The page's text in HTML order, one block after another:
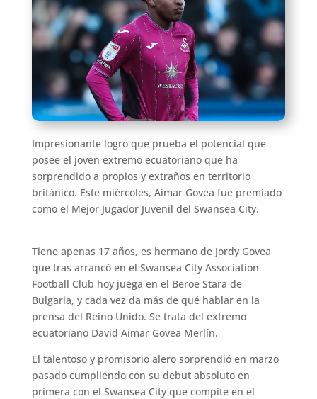
Impresionante logro que prueba el potencial que
posee el joven extremo ecuatoriano que ha
sorprendido a propios y extraños en territorio
británico. Este miércoles, Aimar Govea fue premiado
como el Mejor Jugador Juvenil del Swansea City.
Tiene apenas 17 años, es hermano de Jordy Govea
que tras arrancó en el Swansea City Association
Football Club hoy juega en el Beroe Stara de
Bulgaria, y cada vez da más de qué hablar en la
prensa del Reino Unido. Se trata del extremo
ecuatoriano David Aimar Govea Merlín.
El talentoso y promisorio alero sorprendió en marzo
pasado cumpliendo con su debut absoluto en
primera con el Swansea City que compite en el